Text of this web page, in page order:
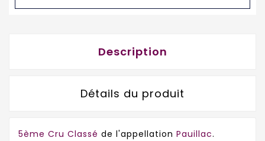
Description
Détails du produit
5ème Cru Classé de l'appellation Pauillac.